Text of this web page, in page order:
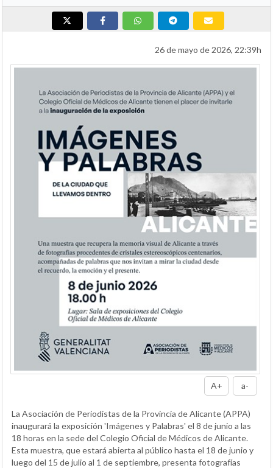
26 de mayo de 2026, 22:39h
A+ a-
La Asociación de Periodistas de la Provincia de Alicante (APPA)
inaugurará la exposición 'Imágenes y Palabras' el 8 de junio a las
18 horas en la sede del Colegio Oficial de Médicos de Alicante.
Esta muestra, que estará abierta al público hasta el 18 de junio y
luego del 15 de julio al 1 de septiembre, presenta fotografías